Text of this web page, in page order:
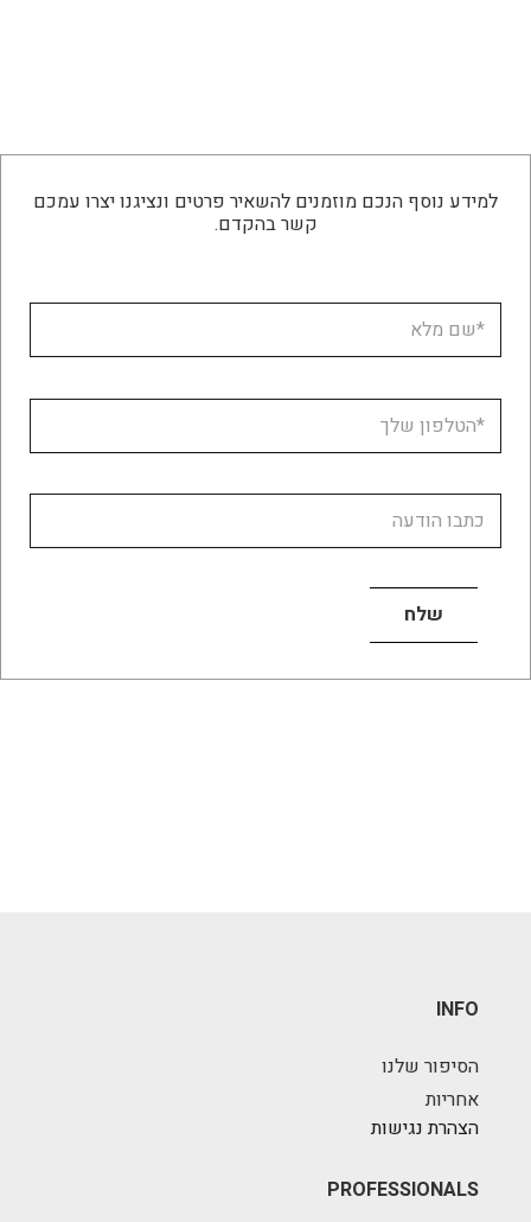
למידע נוסף הנכם מוזמנים להשאיר פרטים ונציגנו יצרו עמכם
קשר בהקדם.
INFO
הסיפור שלנו
אחריות
הצהרת נגישות
PROFESSIONALS